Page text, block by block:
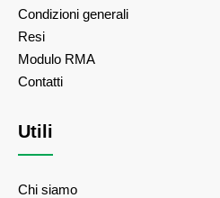
Condizioni generali
Resi
Modulo RMA
Contatti
Utili
Chi siamo